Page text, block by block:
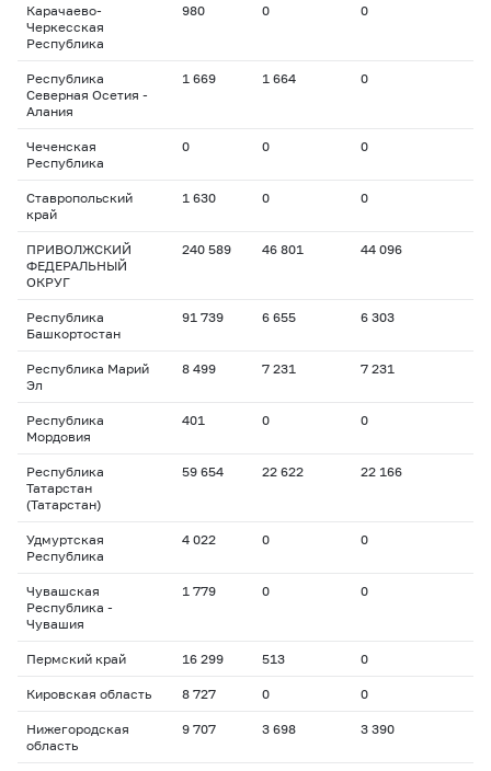
Карачаево-
Черкесская
Республика
980 0 0
Республика
Северная Осетия -
Алания
1 669 1 664 0
Чеченская
Республика
0 0 0
Ставропольский
край
1 630 0 0
ПРИВОЛЖСКИЙ
ФЕДЕРАЛЬНЫЙ
ОКРУГ
240 589 46 801 44 096
Республика
Башкортостан
91 739 6 655 6 303
Республика Марий
Эл
8 499 7 231 7 231
Республика
Мордовия
401 0 0
Республика
Татарстан
(Татарстан)
59 654 22 622 22 166
Удмуртская
Республика
4 022 0 0
Чувашская
Республика -
Чувашия
1 779 0 0
Пермский край 16 299 513 0
Кировская область 8 727 0 0
Нижегородская
область
9 707 3 698 3 390